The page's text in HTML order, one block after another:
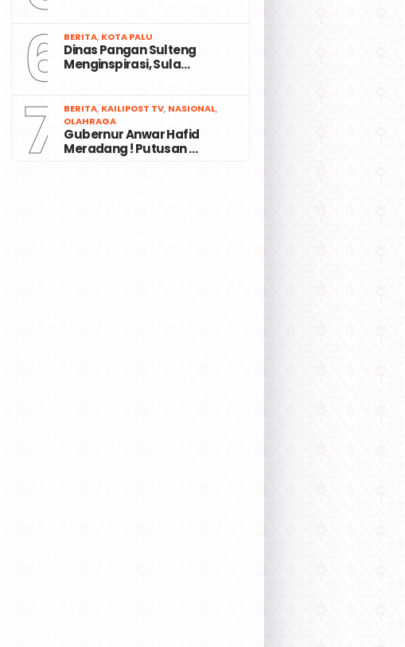
6 BERITA, KOTA PALU
Dinas Pangan Sulteng
Menginspirasi, Sula…
7 BERITA, KAILIPOST TV, NASIONAL,
OLAHRAGA
Gubernur Anwar Hafid
Meradang ! Putusan …